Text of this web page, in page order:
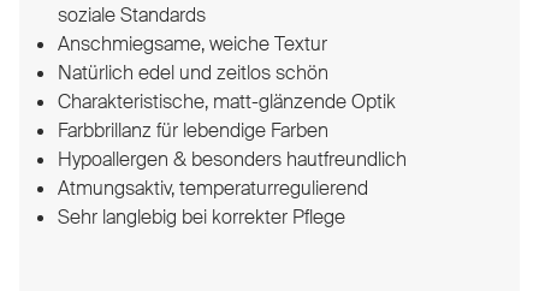
soziale Standards
Anschmiegsame, weiche Textur
Natürlich edel und zeitlos schön
Charakteristische, matt-glänzende Optik
Farbbrillanz für lebendige Farben
Hypoallergen & besonders hautfreundlich
Atmungsaktiv, temperaturregulierend
Sehr langlebig bei korrekter Pflege